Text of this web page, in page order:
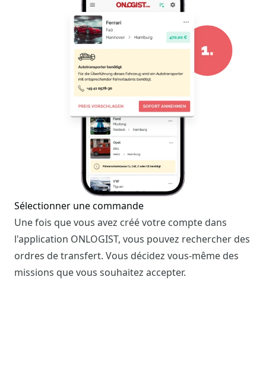
Sélectionner une commande
Une fois que vous avez créé votre compte dans
l'application ONLOGIST, vous pouvez rechercher des
ordres de transfert. Vous décidez vous-même des
missions que vous souhaitez accepter.